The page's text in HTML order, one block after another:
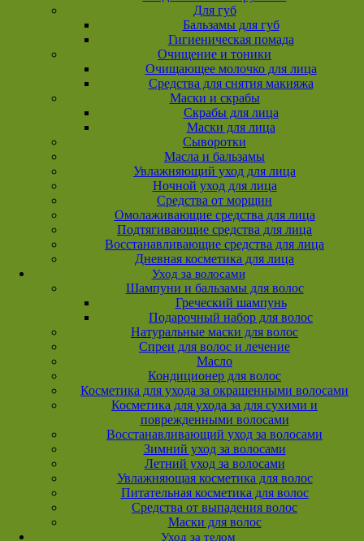
Для губ
Бальзамы для губ
Гигиеническая помада
Очищение и тоники
Очищающее молочко для лица
Средства для снятия макияжа
Маски и скрабы
Скрабы для лица
Маски для лица
Сыворотки
Масла и бальзамы
Увлажняющий уход для лица
Ночной уход для лица
Средства от морщин
Омолаживающие средства для лица
Подтягивающие средства для лица
Восстанавливающие средства для лица
Дневная косметика для лица
Уход за волосами
Шампуни и бальзамы для волос
Греческий шампунь
Подарочный набор для волос
Натуральные маски для волос
Спреи для волос и лечение
Масло
Кондиционер для волос
Косметика для ухода за окрашенными волосами
Косметика для ухода за для сухими и
поврежденными волосами
Восстанавливающий уход за волосами
Зимний уход за волосами
Летний уход за волосами
Увлажняющая косметика для волос
Питательная косметика для волос
Средства от выпадения волос
Маски для волос
Уход за телом